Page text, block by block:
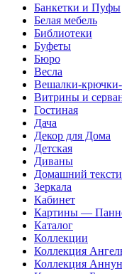
Банкетки и Пуфы
Белая мебель
Библиотеки
Буфеты
Бюро
Весла
Вешалки-
Витрины и
Гостиная
Дача
Декор для Дома
Детская
Диваны
Домашний
Зеркала
Кабинет
Картины —
Каталог
Коллекции
Коллекция
Коллекция